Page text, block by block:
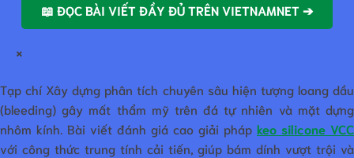
📖 ĐỌC BÀI VIẾT ĐẦY ĐỦ TRÊN VIETNAMNET ➔
×
Tạp chí Xây dựng phân tích chuyên sâu hiện tượng loang dầu
(bleeding) gây mất thẩm mỹ trên đá tự nhiên và mặt dựng
nhôm kính. Bài viết đánh giá cao giải pháp keo silicone VCC
với công thức trung tính cải tiến, giúp bám dính vượt trội và